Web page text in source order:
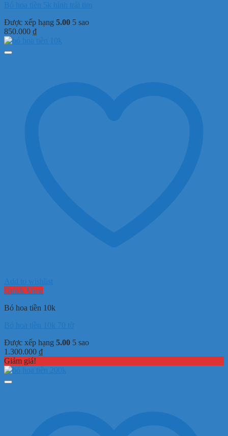
Được xếp hạng 5.00 5 sao
850.000 ₫
Quick View
Bó hoa tiền 10k
Được xếp hạng 5.00 5 sao
1.300.000 ₫
Giảm giá!